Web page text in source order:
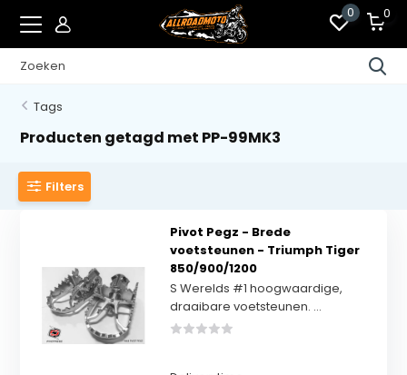
0 0
Tags
Producten getagd met PP-99MK3
Filters
Pivot Pegz - Brede
voetsteunen - Triumph Tiger
850/900/1200
S Werelds #1 hoogwaardige,
draaibare voetsteunen. ...